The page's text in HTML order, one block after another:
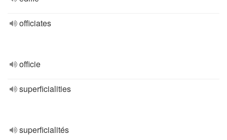
officiates
officie
superficialities
superficialités